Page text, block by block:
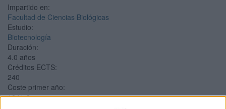
Impartido en:
Facultad de Ciencias Biológicas
Estudio:
Biotecnología
Duración:
4.0 años
Créditos ECTS:
240
Coste primer año:
1241 €